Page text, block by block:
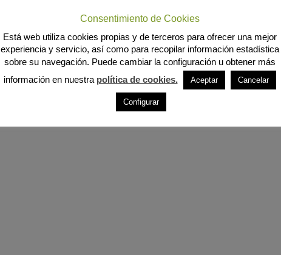
Consentimiento de Cookies
Está web utiliza cookies propias y de terceros para ofrecer una mejor
experiencia y servicio, así como para recopilar información estadística
sobre su navegación. Puede cambiar la configuración u obtener más
información en nuestra política de cookies. Aceptar Cancelar
Configurar